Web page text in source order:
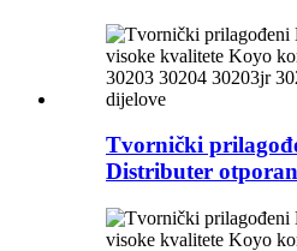
Tvornički
Distributer